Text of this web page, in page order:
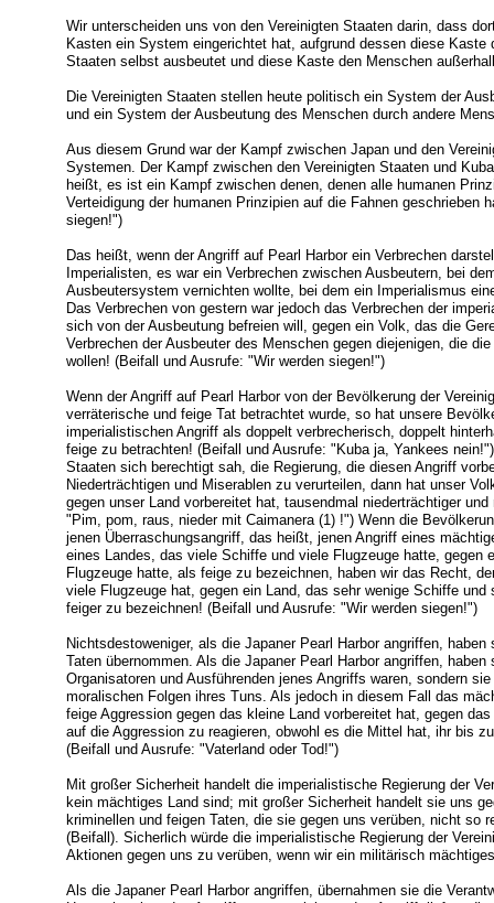
Wir unterscheiden uns von den Vereinigten Staaten darin, dass
Kasten ein System eingerichtet hat, aufgrund dessen diese Kaste
Staaten selbst ausbeutet und diese Kaste den Menschen
Die Vereinigten Staaten stellen heute politisch ein System der
und ein System der Ausbeutung des Menschen durch andere
Aus diesem Grund war der Kampf zwischen Japan und den
Systemen. Der Kampf zwischen den Vereinigten Staaten und
heißt, es ist ein Kampf zwischen denen, denen alle humanen
Verteidigung der humanen Prinzipien auf die Fahnen geschrieben
siegen!")
Das heißt, wenn der Angriff auf Pearl Harbor ein Verbrechen
Imperialisten, es war ein Verbrechen zwischen Ausbeutern, bei
Ausbeutersystem vernichten wollte, bei dem ein Imperialismus
Das Verbrechen von gestern war jedoch das Verbrechen der
sich von der Ausbeutung befreien will, gegen ein Volk, das die
Verbrechen der Ausbeuter des Menschen gegen diejenigen, die
wollen! (Beifall und Ausrufe: "Wir werden siegen!")
Wenn der Angriff auf Pearl Harbor von der Bevölkerung der
verräterische und feige Tat betrachtet wurde, so hat unsere
imperialistischen Angriff als doppelt verbrecherisch, doppelt
feige zu betrachten! (Beifall und Ausrufe: "Kuba ja, Yankees
Staaten sich berechtigt sah, die Regierung, die diesen Angriff
Niederträchtigen und Miserablen zu verurteilen, dann hat unser
gegen unser Land vorbereitet hat, tausendmal niederträchtiger
"Pim, pom, raus, nieder mit Caimanera (1) !") Wenn die
jenen Überraschungsangriff, das heißt, jenen Angriff eines
eines Landes, das viele Schiffe und viele Flugzeuge hatte, gegen
Flugzeuge hatte, als feige zu bezeichnen, haben wir das Recht,
viele Flugzeuge hat, gegen ein Land, das sehr wenige Schiffe
feiger zu bezeichnen! (Beifall und Ausrufe: "Wir werden siegen!")
Nichtsdestoweniger, als die Japaner Pearl Harbor angriffen,
Taten übernommen. Als die Japaner Pearl Harbor angriffen,
Organisatoren und Ausführenden jenes Angriffs waren, sondern
moralischen Folgen ihres Tuns. Als jedoch in diesem Fall das
feige Aggression gegen das kleine Land vorbereitet hat, gegen
auf die Aggression zu reagieren, obwohl es die Mittel hat, ihr bis
(Beifall und Ausrufe: "Vaterland oder Tod!")
Mit großer Sicherheit handelt die imperialistische Regierung der
kein mächtiges Land sind; mit großer Sicherheit handelt sie uns
kriminellen und feigen Taten, die sie gegen uns verüben, nicht so
(Beifall). Sicherlich würde die imperialistische Regierung der
Aktionen gegen uns zu verüben, wenn wir ein militärisch
Als die Japaner Pearl Harbor angriffen, übernahmen sie die